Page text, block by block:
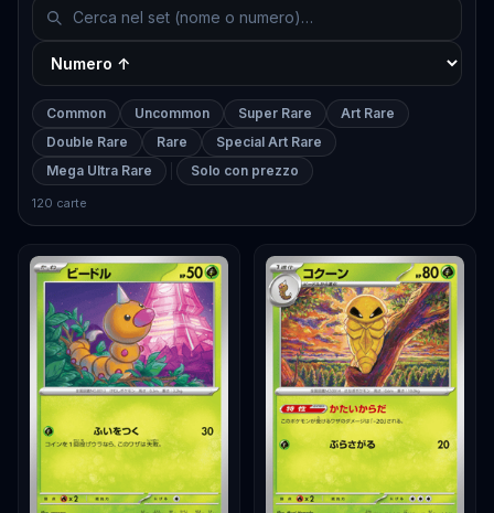
Common Uncommon Super Rare
Art Rare
Double Rare
Rare
Special Art Rare
Mega Ultra Rare
Solo con prezzo
120 carte